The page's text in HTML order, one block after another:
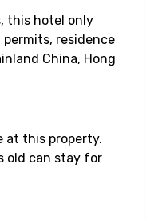
this hotel only
residence
China, Hong
at this property.
old can stay for